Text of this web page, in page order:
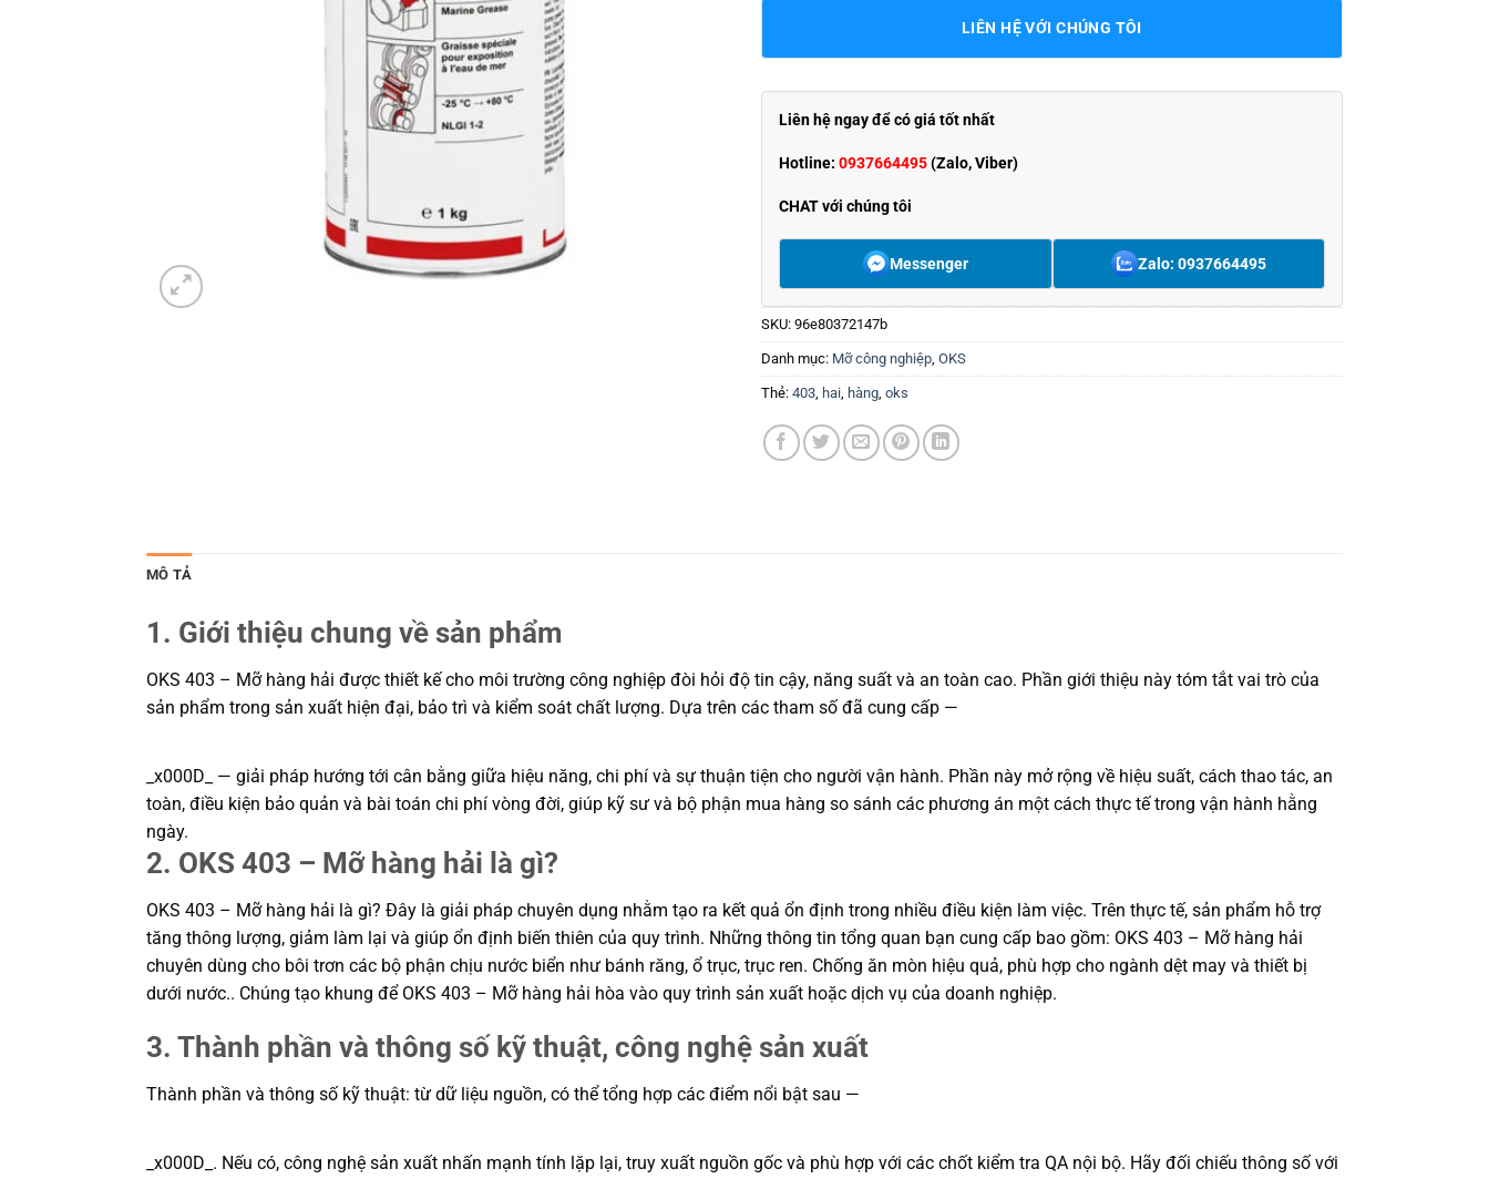
LIÊN HỆ VỚI CHÚNG TÔI
Liên hệ ngay để có giá tốt nhất
Hotline: 0937664495(Zalo, Viber)
CHAT với chúng tôi
Messenger Zalo: 0937664495
SKU: 96e80372147b
Danh mục: Mỡ công nghiệp, OKS
Thẻ: 403, hai, hàng, oks
MÔ TẢ
1. Giới thiệu chung về sản phẩm
OKS 403 – Mỡ hàng hải được thiết kế cho môi trường công nghiệp đòi hỏi độ tin cậy, năng suất và an toàn cao. Phần giới thiệu này tóm tắt vai trò của
sản phẩm trong sản xuất hiện đại, bảo trì và kiểm soát chất lượng. Dựa trên các tham số đã cung cấp —
_x000D_ — giải pháp hướng tới cân bằng giữa hiệu năng, chi phí và sự thuận tiện cho người vận hành. Phần này mở rộng về hiệu suất, cách thao tác, an
toàn, điều kiện bảo quản và bài toán chi phí vòng đời, giúp kỹ sư và bộ phận mua hàng so sánh các phương án một cách thực tế trong vận hành hằng
ngày.
2. OKS 403 – Mỡ hàng hải là gì?
OKS 403 – Mỡ hàng hải là gì? Đây là giải pháp chuyên dụng nhằm tạo ra kết quả ổn định trong nhiều điều kiện làm việc. Trên thực tế, sản phẩm hỗ trợ
tăng thông lượng, giảm làm lại và giúp ổn định biến thiên của quy trình. Những thông tin tổng quan bạn cung cấp bao gồm: OKS 403 – Mỡ hàng hải
chuyên dùng cho bôi trơn các bộ phận chịu nước biển như bánh răng, ổ trục, trục ren. Chống ăn mòn hiệu quả, phù hợp cho ngành dệt may và thiết bị
dưới nước.. Chúng tạo khung để OKS 403 – Mỡ hàng hải hòa vào quy trình sản xuất hoặc dịch vụ của doanh nghiệp.
3. Thành phần và thông số kỹ thuật, công nghệ sản xuất
Thành phần và thông số kỹ thuật: từ dữ liệu nguồn, có thể tổng hợp các điểm nổi bật sau —
_x000D_. Nếu có, công nghệ sản xuất nhấn mạnh tính lặp lại, truy xuất nguồn gốc và phù hợp với các chốt kiểm tra QA nội bộ. Hãy đối chiếu thông số với